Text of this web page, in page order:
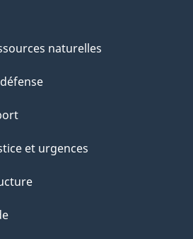
naturelles
et urgences